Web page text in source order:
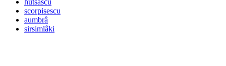
hutsăscu
scorpisescu
aumbrâ
sirsimlâki